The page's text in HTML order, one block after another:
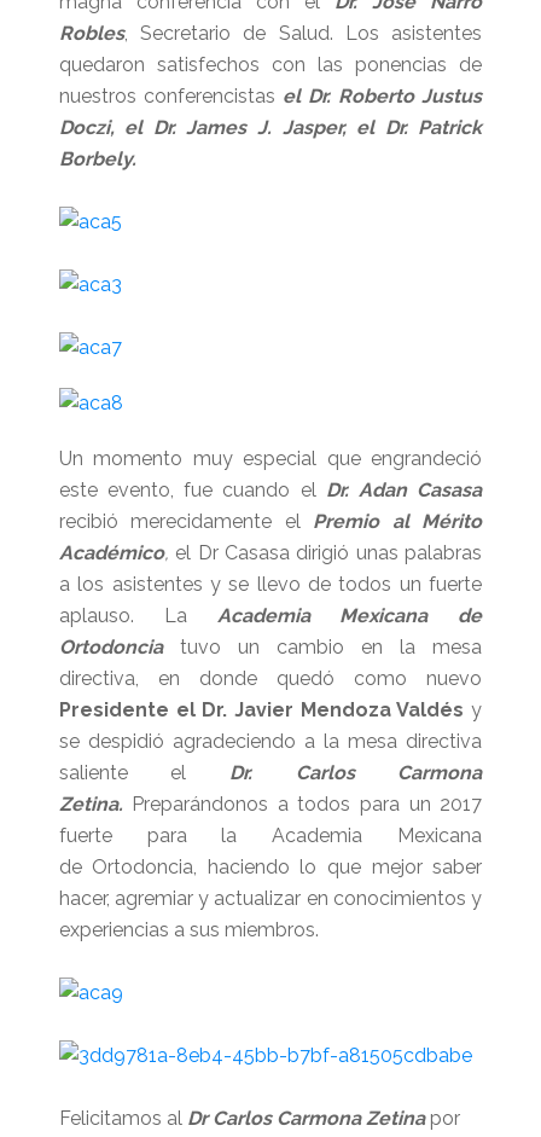
Robles, Secretario de Salud. Los asistentes
quedaron satisfechos con las ponencias de
nuestros conferencistas el Dr. Roberto Justus
Doczi, el Dr. James J. Jasper, el Dr. Patrick
Borbely.
Un momento muy especial que engrandeció
este evento, fue cuando el Dr. Adan Casasa
recibió merecidamente el Premio al Mérito
Académico, el Dr Casasa dirigió unas palabras
a los asistentes y se llevo de todos un fuerte
aplauso. La Academia Mexicana de
Ortodonciatuvo un cambio en la mesa
directiva, en donde quedó como nuevo
Presidente el Dr. Javier Mendoza Valdés y
se despidió agradeciendo a la mesa directiva
saliente el Dr. Carlos Carmona
Zetina. Preparándonos a todos para un 2017
fuerte para la Academia Mexicana
de Ortodoncia, haciendo lo que mejor saber
hacer, agremiar y actualizar en conocimientos y
experiencias a sus miembros.
Felicitamos al Dr Carlos Carmona Zetinapor